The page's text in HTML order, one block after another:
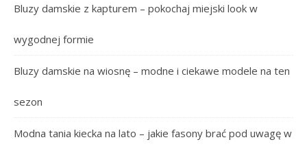
Bluzy damskie z kapturem – pokochaj miejski look w
wygodnej formie
Bluzy damskie na wiosnę – modne i ciekawe modele na ten
sezon
Modna tania kiecka na lato – jakie fasony brać pod uwagę w